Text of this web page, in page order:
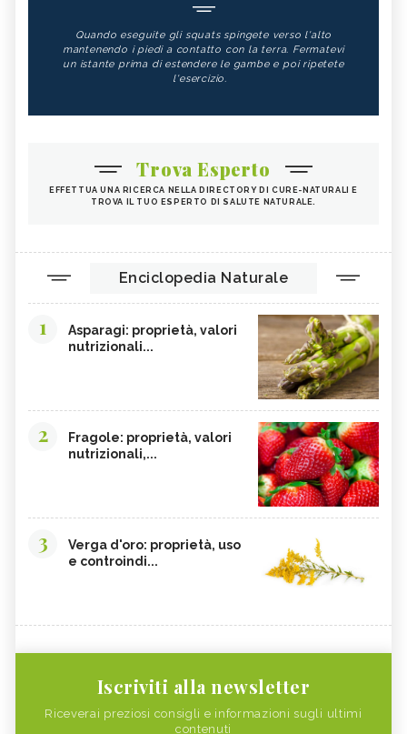
Quando eseguite gli squats spingete verso l'alto
mantenendo i piedi a contatto con la terra. Fermatevi
un istante prima di estendere le gambe e poi ripetete
l'esercizio.
Trova Esperto
EFFETTUA UNA RICERCA NELLA DIRECTORY DI CURE-NATURALI E
TROVA IL TUO ESPERTO DI SALUTE NATURALE.
Enciclopedia Naturale
1
Asparagi: proprietà, valori
nutrizionali...
2
Fragole: proprietà, valori
nutrizionali,...
3
Verga d'oro: proprietà, uso
e controindi...
Iscriviti alla newsletter
Riceverai preziosi consigli e informazioni sugli ultimi
contenuti